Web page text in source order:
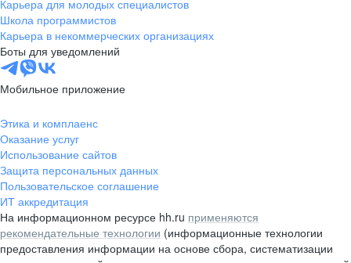
Карьера для молодых специалистов
Школа программистов
Карьера в некоммерческих организациях
Боты для уведомлений
Мобильное приложение
Этика и комплаенс
Оказание услуг
Использование сайтов
Защита персональных данных
Пользовательское соглашение
ИТ аккредитация
На информационном ресурсе hh.ru применяются
рекомендательные технологии (информационные технологии
предоставления информации на основе сбора, систематизации